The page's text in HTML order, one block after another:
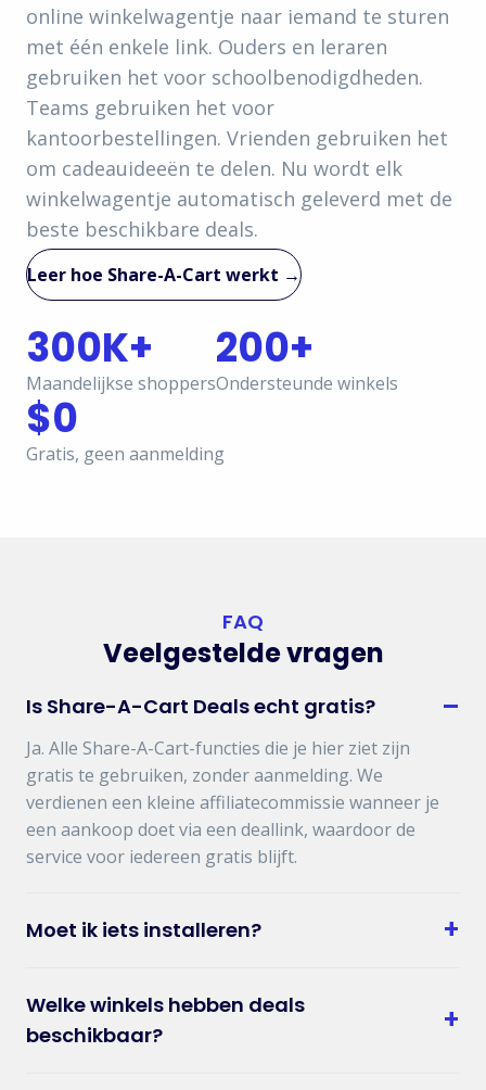
online winkelwagentje naar iemand te sturen
met één enkele link. Ouders en leraren
gebruiken het voor schoolbenodigdheden.
Teams gebruiken het voor
kantoorbestellingen. Vrienden gebruiken het
om cadeauideeën te delen. Nu wordt elk
winkelwagentje automatisch geleverd met de
beste beschikbare deals.
Leer hoe Share-A-Cart werkt →
300K+
Maandelijkse shoppers
200+
Ondersteunde winkels
$0
Gratis, geen aanmelding
FAQ
Veelgestelde vragen
Is Share-A-Cart Deals echt gratis? –
Ja. Alle Share-A-Cart-functies die je hier ziet zijn
gratis te gebruiken, zonder aanmelding. We
verdienen een kleine affiliatecommissie wanneer je
een aankoop doet via een deallink, waardoor de
service voor iedereen gratis blijft.
Moet ik iets installeren? +
Welke winkels hebben deals
beschikbaar?
+